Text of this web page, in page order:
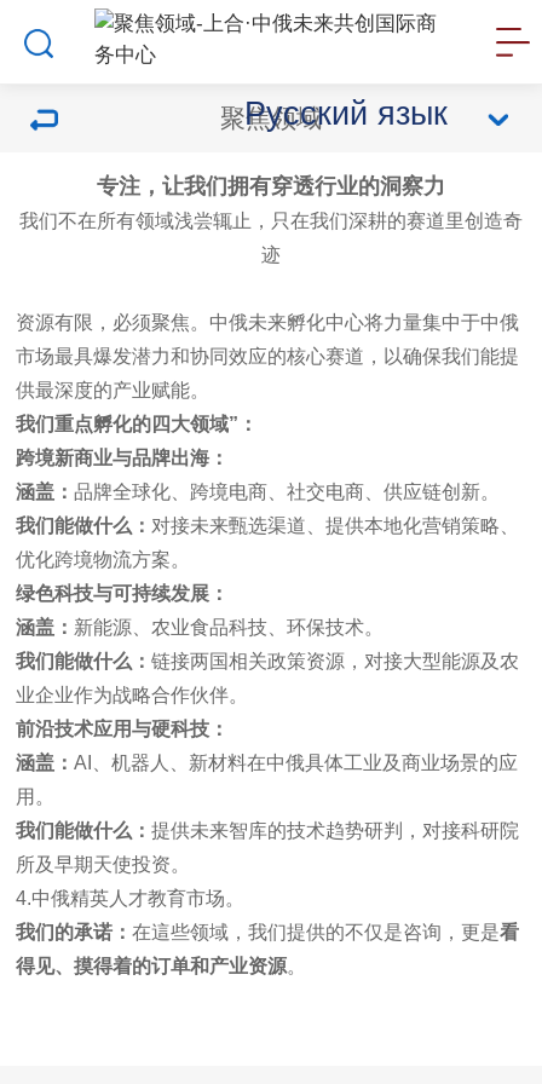
Русский язык
聚焦领域
专注，让我们拥有穿透行业的洞察力
我们不在所有领域浅尝辄止，只在我们深耕的赛道里创造奇
迹
资源有限，必须聚焦。中俄未来孵化中心将力量集中于中俄
市场最具爆发潜力和协同效应的核心赛道，以确保我们能提
供最深度的产业赋能。
我们重点孵化的四大领域” ：
跨境新商业与品牌出海：
涵盖：品牌全球化、跨境电商、社交电商、供应链创新。
我们能做什么： 对接未来甄选渠道、提供本地化营销策略、
优化跨境物流方案。
绿色科技与可持续发展：
涵盖： 新能源、农业食品科技、环保技术。
我们能做什么：链接两国相关政策资源，对接大型能源及农
业企业作为战略合作伙伴。
前沿技术应用与硬科技：
涵盖：AI、机器人、新材料在中俄具体工业及商业场景的应
用。
我们能做什么：提供未来智库的技术趋势研判，对接科研院
所及早期天使投资。
4.中俄精英人才教育市场。
我们的承诺：在這些领域，我们提供的不仅是咨询，更是看
得见、摸得着的订单和产业资源。